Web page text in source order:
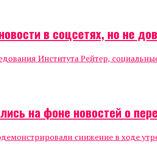
в соцсетях, но не
Института Рейтер,
на фоне новостей о
снижение в ходе